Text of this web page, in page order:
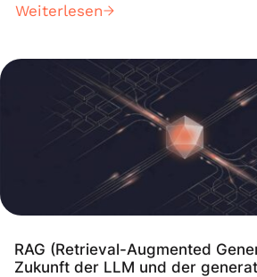
Öffentlichkeit als auch bei
funktionieren sie? Wozu dienen
ihre Vorteile? Finde die
Fragen in diesem Artikel. Was […]
Weiterlesen
RAG (Retrieval-Augmented
Zukunft der LLM und der